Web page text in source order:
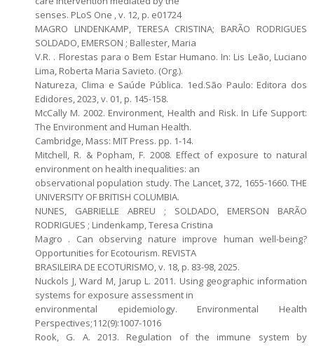
senses. PLoS One , v. 12, p. e01724
MAGRO LINDENKAMP, TERESA CRISTINA; BARÃO RODRIGUES
SOLDADO, EMERSON ; Ballester, Maria
V.R. . Florestas para o Bem Estar Humano. In: Lis Leão, Luciano
Lima, Roberta Maria Savieto. (Org.).
Natureza, Clima e Saúde Pública. 1ed.São Paulo: Editora dos
Edidores, 2023, v. 01, p. 145-158.
McCally M. 2002. Environment, Health and Risk. In Life Support:
The Environment and Human Health.
Cambridge, Mass: MIT Press. pp. 1-14.
Mitchell, R. & Popham, F. 2008. Effect of exposure to natural
environment on health inequalities: an
observational population study. The Lancet, 372, 1655-1660. THE
UNIVERSITY OF BRITISH COLUMBIA.
NUNES, GABRIELLE ABREU ; SOLDADO, EMERSON BARÃO
RODRIGUES ; Lindenkamp, Teresa Cristina
Magro . Can observing nature improve human well-being?
Opportunities for Ecotourism. REVISTA
BRASILEIRA DE ECOTURISMO, v. 18, p. 83-98, 2025.
Nuckols J, Ward M, Jarup L. 2011. Using geographic information
systems for exposure assessment in
environmental epidemiology. Environmental Health
Perspectives;112(9):1007-1016
Rook, G. A. 2013. Regulation of the immune system by